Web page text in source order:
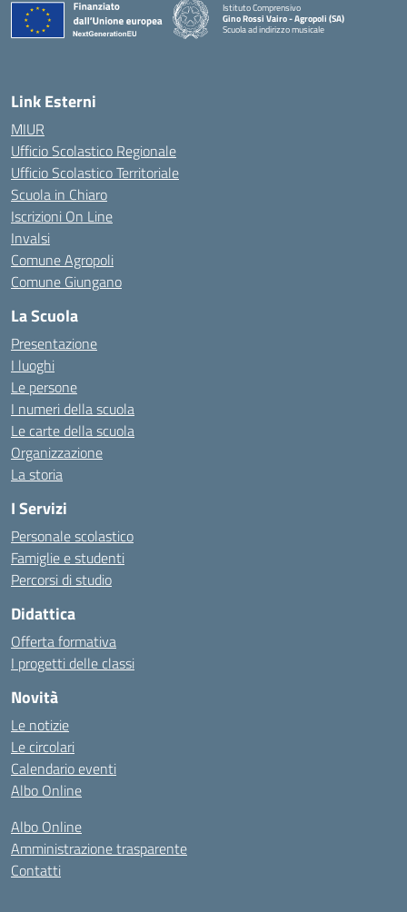
Istituto Comprensivo
Gino Rossi Vairo - Agropoli (SA)
Scuola ad indirizzo musicale
Link Esterni
MIUR
Ufficio Scolastico Regionale
Ufficio Scolastico Territoriale
Scuola in Chiaro
Iscrizioni On Line
Invalsi
Comune Agropoli
Comune Giungano
La Scuola
Presentazione
I luoghi
Le persone
I numeri della scuola
Le carte della scuola
Organizzazione
La storia
I Servizi
Personale scolastico
Famiglie e studenti
Percorsi di studio
Didattica
Offerta formativa
I progetti delle classi
Novità
Le notizie
Le circolari
Calendario eventi
Albo Online
Albo Online
Amministrazione trasparente
Contatti